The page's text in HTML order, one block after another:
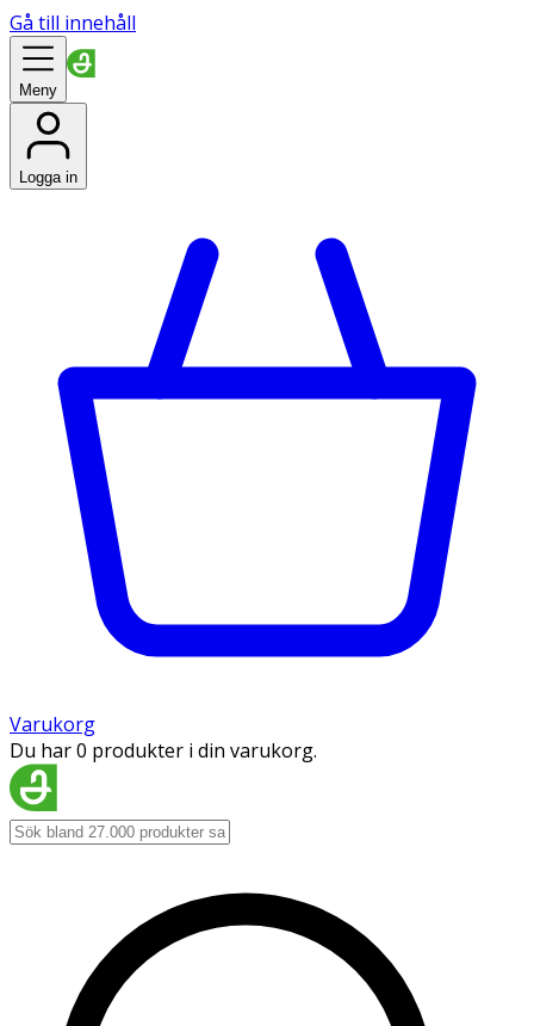
Gå till innehåll
Meny
Logga in
Varukorg
Du har 0 produkter i din varukorg.